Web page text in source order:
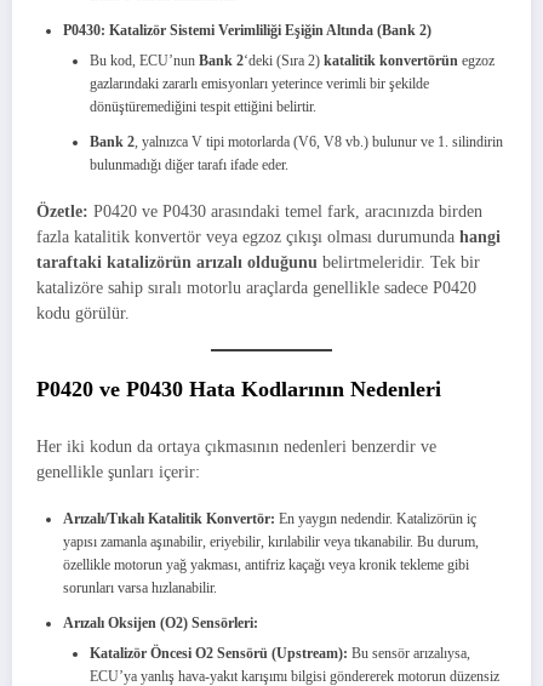
P0430: Katalizör Sistemi Verimliliği Eşiğin Altında (Bank 2)
Bu kod, ECU’nun Bank 2‘deki (Sıra 2) katalitik konvertörün egzoz
gazlarındaki zararlı emisyonları yeterince verimli bir şekilde
dönüştüremediğini tespit ettiğini belirtir.
Bank 2, yalnızca V tipi motorlarda (V6, V8 vb.) bulunur ve 1. silindirin
bulunmadığı diğer tarafı ifade eder.
Özetle: P0420 ve P0430 arasındaki temel fark, aracınızda birden
fazla katalitik konvertör veya egzoz çıkışı olması durumunda hangi
taraftaki katalizörün arızalı olduğunu belirtmeleridir. Tek bir
katalizöre sahip sıralı motorlu araçlarda genellikle sadece P0420
kodu görülür.
P0420 ve P0430 Hata Kodlarının Nedenleri
Her iki kodun da ortaya çıkmasının nedenleri benzerdir ve
genellikle şunları içerir:
Arızalı/Tıkalı Katalitik Konvertör: En yaygın nedendir. Katalizörün iç
yapısı zamanla aşınabilir, eriyebilir, kırılabilir veya tıkanabilir. Bu durum,
özellikle motorun yağ yakması, antifriz kaçağı veya kronik tekleme gibi
sorunları varsa hızlanabilir.
Arızalı Oksijen (O2) Sensörleri:
Katalizör Öncesi O2 Sensörü (Upstream): Bu sensör arızalıysa,
ECU’ya yanlış hava-yakıt karışımı bilgisi göndererek motorun düzensiz